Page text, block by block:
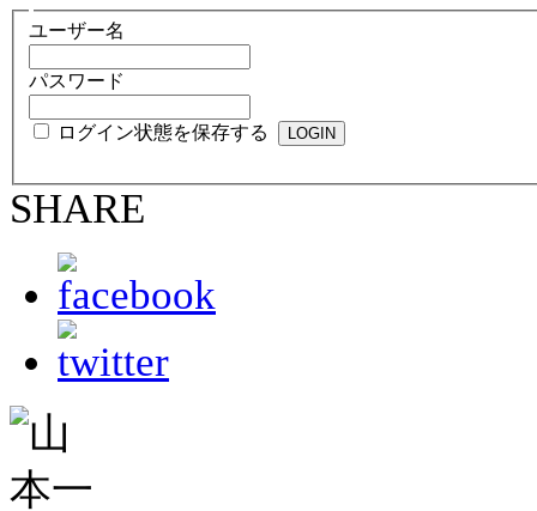
ユーザー名
パスワード
ログイン状態を保存する
SHARE